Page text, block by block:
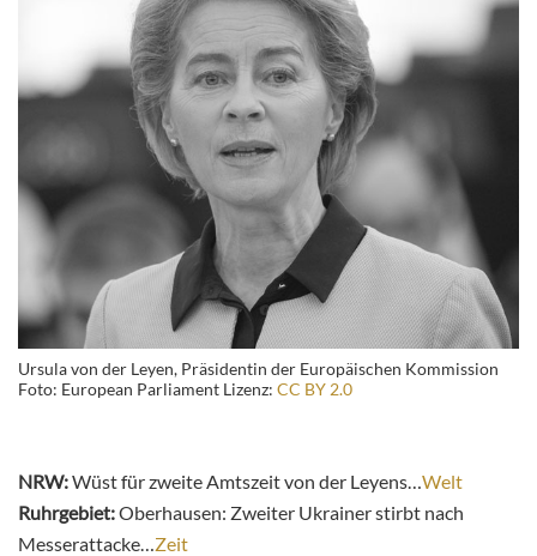
Ursula von der Leyen, Präsidentin der Europäischen Kommission
Foto: European Parliament Lizenz: CC BY 2.0
NRW:Wüst für zweite Amtszeit von der Leyens… Welt
Ruhrgebiet:Oberhausen: Zweiter Ukrainer stirbt nach
Messerattacke… Zeit